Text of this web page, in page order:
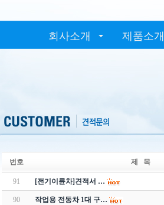
회사소개 제품소개
번호
제 목
91 [전기이륜차]견적서 …
90 작업용 전동차 1대 구…